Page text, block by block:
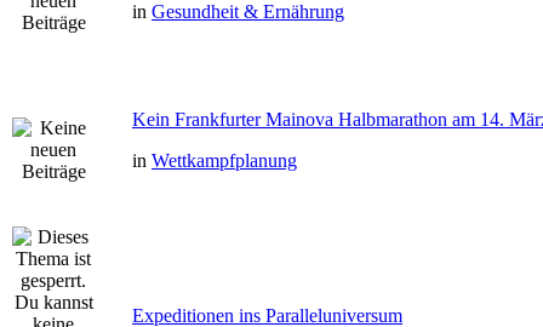
in Gesundheit & Ernährung
Kein Frankfurter Mainova Halbmarathon am 14.
in Wettkampfplanung
Expeditionen ins Paralleluniversum